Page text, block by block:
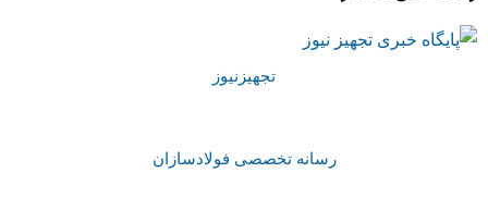
تجهیزنیوز
رسانه تخصصی فولادسازان